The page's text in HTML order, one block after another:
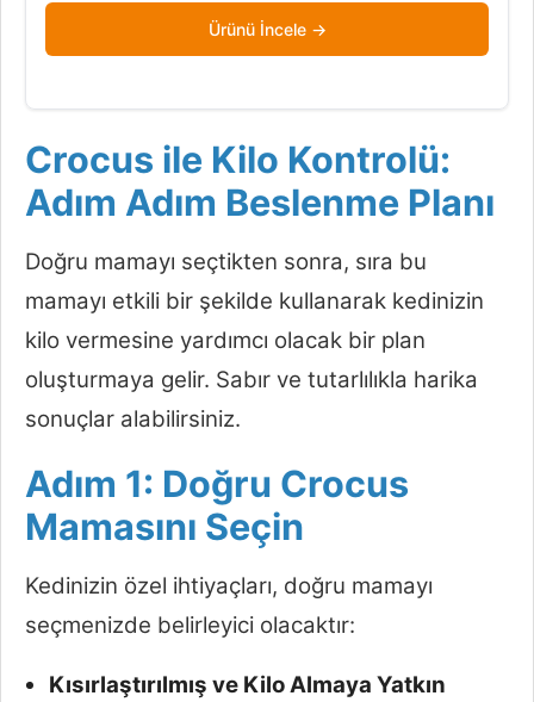
Ürünü İncele
Crocus ile Kilo Kontrolü:
Adım Adım Beslenme Planı
Doğru mamayı seçtikten sonra, sıra bu
mamayı etkili bir şekilde kullanarak kedinizin
kilo vermesine yardımcı olacak bir plan
oluşturmaya gelir. Sabır ve tutarlılıkla harika
sonuçlar alabilirsiniz.
Adım 1: Doğru Crocus
Mamasını Seçin
Kedinizin özel ihtiyaçları, doğru mamayı
seçmenizde belirleyici olacaktır:
Kısırlaştırılmış ve Kilo Almaya Yatkın